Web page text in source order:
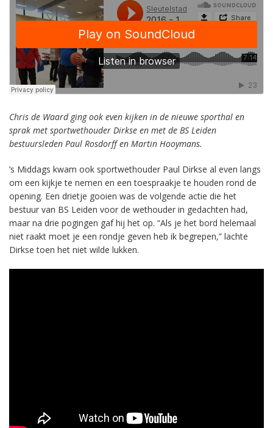
Chris de Waard ging ook even kijken in de nieuwe sporthal en
sprak met sportwethouder Dirkse en met de BS Leiden
bestuursleden Paul Rosdorff en Martin Hooymans.
’s Middags kwam ook sportwethouder Paul Dirkse al even langs
om een kijkje te nemen en een toespraakje te houden rond de
opening. Een drietje gooien was de volgende actie die het
bestuur van BS Leiden voor de wethouder in gedachten had,
maar na drie pogingen gaf hij het op. “Als je het bord helemaal
niet raakt moet je een rondje geven heb ik begrepen,” lachte
Dirkse toen het niet wilde lukken.